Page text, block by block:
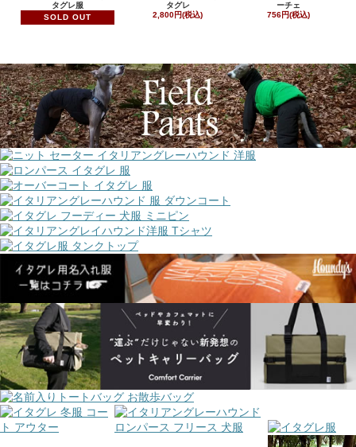
タグレ服
SOLD OUT
タグレ
2,800円(税込)
ーチェ
756円(税込)